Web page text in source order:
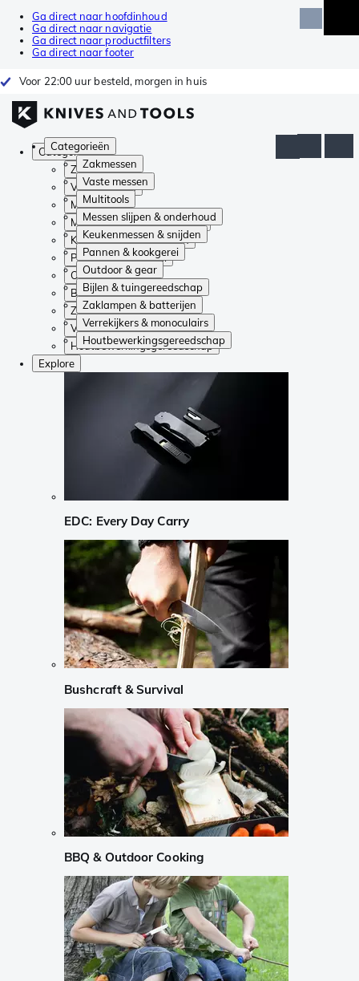
Ga direct naar hoofdinhoud
Ga direct naar navigatie
Ga direct naar productfilters
Ga direct naar footer
Voor 22:00 uur besteld, morgen in huis
Categorieën
Zakmessen
Vaste messen
Multitools
Messen slijpen & onderhoud
Keukenmessen & snijden
Pannen & kookgerei
Outdoor & gear
Bijlen & tuingereedschap
Zaklampen & batterijen
Verrekijkers & monoculairs
Houtbewerkingsgereedschap
Categorieën
Zakmessen
Vaste messen
Multitools
Messen slijpen & onderhoud
Keukenmessen & snijden
Pannen & kookgerei
Outdoor & gear
Bijlen & tuingereedschap
Zaklampen & batterijen
Verrekijkers & monoculairs
Houtbewerkingsgereedschap
Explore
EDC: Every Day Carry
Bushcraft & Survival
BBQ & Outdoor Cooking